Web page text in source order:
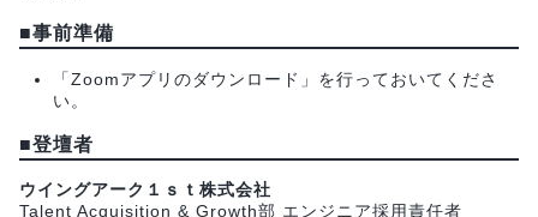
■事前準備
「Zoomアプリのダウンロード」を行っておいてくださ
い。
■登壇者
ウイングアーク１ｓｔ株式会社
Talent Acquisition & Growth部 エンジニア採用責任者